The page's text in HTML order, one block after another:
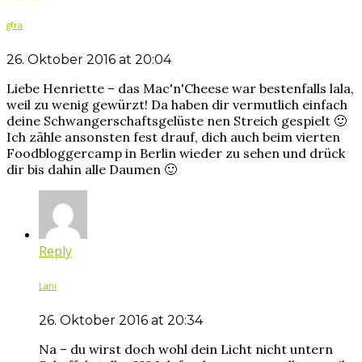
gfra
26. Oktober 2016 at 20:04
Liebe Henriette – das Mac'n'Cheese war bestenfalls lala,
weil zu wenig gewürzt! Da haben dir vermutlich einfach
deine Schwangerschaftsgelüste nen Streich gespielt 🙂
Ich zähle ansonsten fest drauf, dich auch beim vierten
Foodbloggercamp in Berlin wieder zu sehen und drück
dir bis dahin alle Daumen 🙂
Reply
Lani
26. Oktober 2016 at 20:34
Na – du wirst doch wohl dein Licht nicht untern